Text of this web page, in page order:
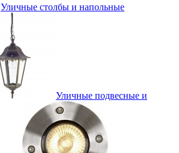
Уличные столбы и напольные
Уличные подвесные и